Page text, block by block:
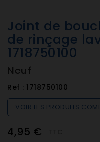
Joint de
de rinçage
1718750100
Neuf
Ref : 1718750100
VOIR LES PRODUITS
4,95 €